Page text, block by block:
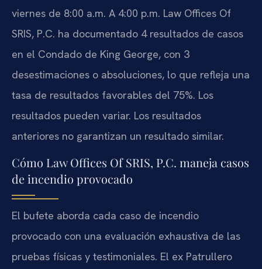
viernes de 8:00 a.m. A 4:00 p.m. Law Offices Of
SRIS, P.C. ha documentado 4 resultados de casos
en el Condado de King George, con 3
desestimaciones o absoluciones, lo que refleja una
tasa de resultados favorables del 75%. Los
resultados pueden variar. Los resultados
anteriores no garantizan un resultado similar.
Cómo Law Offices Of SRIS, P.C. maneja casos
de incendio provocado
El bufete aborda cada caso de incendio
provocado con una evaluación exhaustiva de las
pruebas físicas y testimoniales. El ex Patrullero